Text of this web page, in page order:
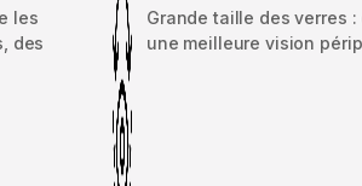
les
des
Grande taille des verres :
une meilleure vision